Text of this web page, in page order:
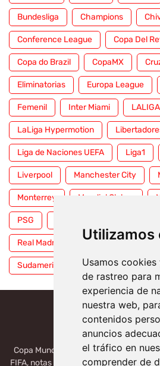
Utilizamos
Usamos
de rastreo para
experiencia de
nuestra web,
contenidos
anuncios
el tráfico en
comprender de
Bundesliga Champions
Conference League Copa Del
Copa do Brazil CopaMX
Eliminatorias Europa League
Femenil Inter Miami LALIGA
LaLiga Hypermotion
Liga de Naciones UEFA Liga1
Liverpool Manchester City
Monterrey Mundial Clubes
PSG
Real Madrid Selección Mexicana
Sudamericana Tigres
Copa Mundial 2026, México, USA,
FIFA, notas deportivas de la liga de Serie